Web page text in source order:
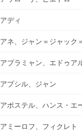
アディ
アネ、ジャン＝ジャック
アブラミャン、エドゥア
アプシル、ジャン
アポステル、ハンス・エ
アミーロフ、フィクレト